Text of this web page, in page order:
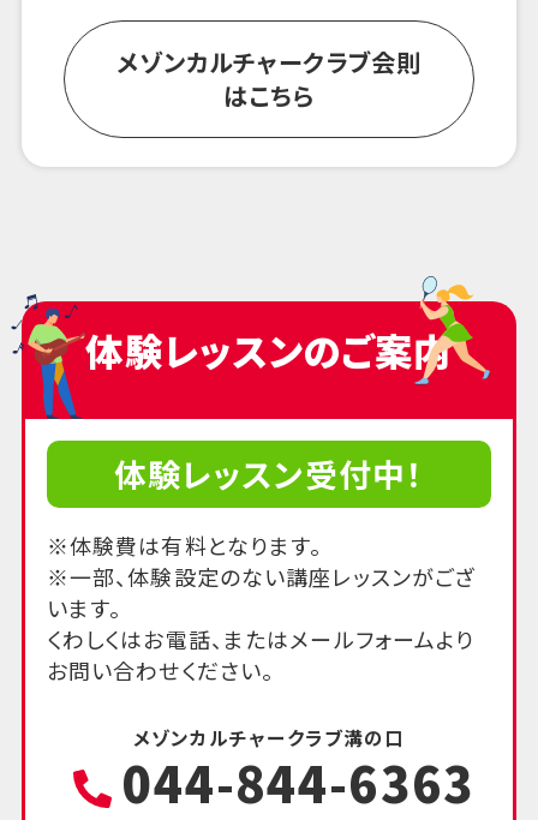
メゾンカルチャークラブ会則
はこちら
体験レッスンのご案内
体験レッスン受付中！
※体験費は有料となります。
※一部、体験設定のない講座レッスンがござ
います。
くわしくはお電話、またはメールフォームより
お問い合わせください。
メゾンカルチャークラブ溝の口
044-844-6363